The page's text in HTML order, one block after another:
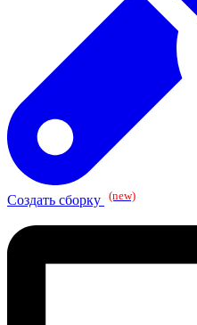
Создать сборку (new)